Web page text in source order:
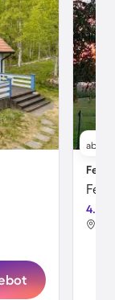
ab
4.6